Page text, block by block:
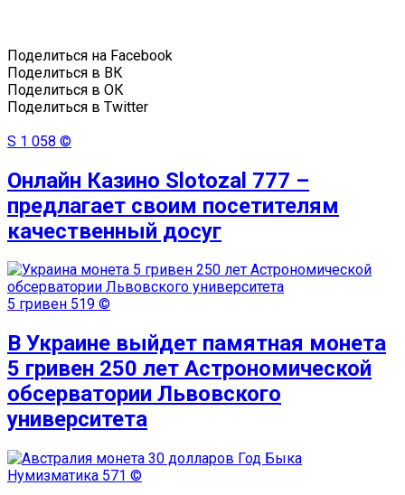
Поделиться на Facebook
Поделиться в ВК
Поделиться в ОК
Поделиться в Twitter
S 1 058 ©
Онлайн Казино Slotozal 777 –
предлагает своим посетителям
качественный досуг
5 гривен 519 ©
В Украине выйдет памятная монета
5 гривен 250 лет Астрономической
обсерватории Львовского
университета
Нумизматика 571 ©